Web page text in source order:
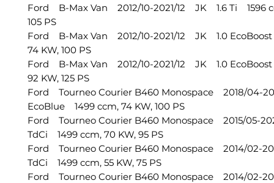
Ford B-Max Van 2012/10-2021/12 JK 1.6 Ti 1596
105 PS
Ford B-Max Van 2012/10-2021/12 JK 1.0
74 KW, 100 PS
Ford B-Max Van 2012/10-2021/12 JK 1.0
92 KW, 125 PS
Ford Tourneo Courier B460 Monospace 2018/04-
EcoBlue 1499 ccm, 74 KW, 100 PS
Ford Tourneo Courier B460 Monospace 2015/05-
TdCi 1499 ccm, 70 KW, 95 PS
Ford Tourneo Courier B460 Monospace 2014/02-
TdCi 1499 ccm, 55 KW, 75 PS
Ford Tourneo Courier B460 Monospace 2014/02-